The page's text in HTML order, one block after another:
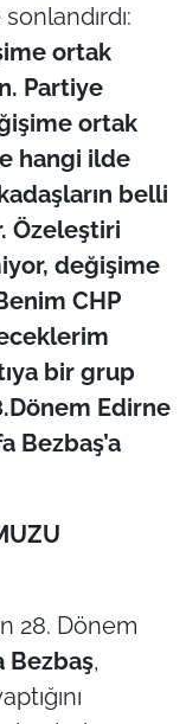
ortak
Partiye
ortak
hangi ilde
belli
Özeleştiri
değişime
CHP
bir grup
Edirne
Bezbaş’a
28. Dönem
Bezbaş,